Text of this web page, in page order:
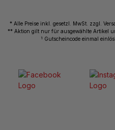
* Alle Preise inkl. gesetzl. MwSt. zzgl.
** Aktion gilt nur für ausgewählte Artikel
1 Gutscheincode einmal